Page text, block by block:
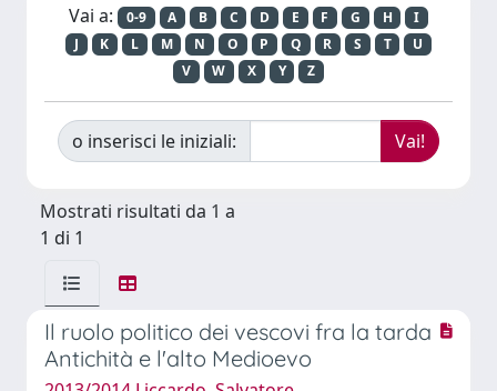
Vai a: 0-9 A B C D E F G H
I
J
K L M N O P Q R S T
U
V
W X Y Z
o inserisci le iniziali:
Mostrati risultati da 1 a
1 di 1
Il ruolo politico dei vescovi fra la tarda
Antichità e l'alto Medioevo